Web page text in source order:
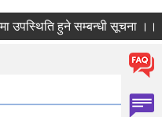
हुने सम्बन्धी सूचना ।।